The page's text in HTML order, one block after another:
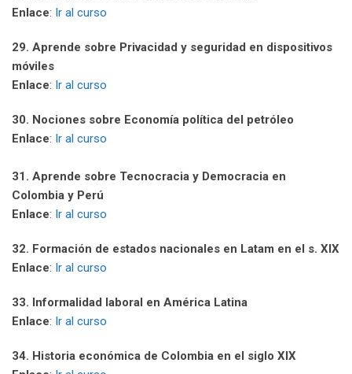
Enlace: Ir al curso
29. Aprende sobre Privacidad y seguridad en dispositivos
móviles
Enlace: Ir al curso
30. Nociones sobre Economía política del petróleo
Enlace: Ir al curso
31. Aprende sobre Tecnocracia y Democracia en
Colombia y Perú
Enlace: Ir al curso
32. Formación de estados nacionales en Latam en el s. XIX
Enlace: Ir al curso
33. Informalidad laboral en América Latina
Enlace: Ir al curso
34. Historia económica de Colombia en el siglo XIX